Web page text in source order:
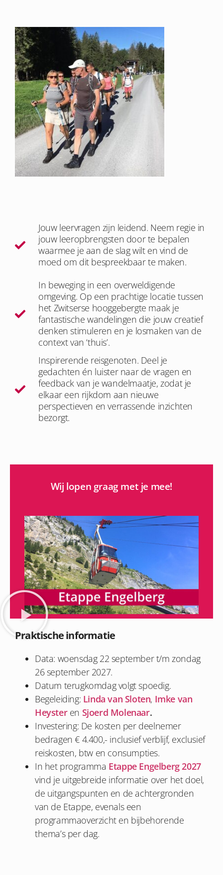
Jouw leervragen zijn leidend. Neem regie in
jouw leeropbrengsten door te bepalen
waarmee je aan de slag wilt en vind de
moed om dit bespreekbaar te maken.
In beweging in een overweldigende
omgeving. Op een prachtige locatie tussen
het Zwitserse hooggebergte maak je
fantastische wandelingen die jouw creatief
denken stimuleren en je losmaken van de
context van ‘thuis’.
Inspirerende reisgenoten. Deel je
gedachten én luister naar de vragen en
feedback van je wandelmaatje, zodat je
elkaar een rijkdom aan nieuwe
perspectieven en verrassende inzichten
bezorgt.
Wij lopen graag met je mee!
Praktische informatie
Data: woensdag 22 september t/m zondag
26 september 2027.
Datum terugkomdag volgt spoedig.
Begeleiding: Linda van Sloten, Imke van
Heysteren Sjoerd Molenaar.
Investering: De kosten per deelnemer
bedragen € 4.400,- inclusief verblijf, exclusief
reiskosten, btw en consumpties.
In het programma Etappe Engelberg 2027
vind je uitgebreide informatie over het doel,
de uitgangspunten en de achtergronden
van de Etappe, evenals een
programmaoverzicht en bijbehorende
thema’s per dag.